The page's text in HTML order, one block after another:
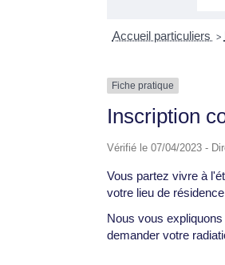
Accueil particuliers >
Fiche pratique
Inscription
Vérifié le 07/04/2023 -
Vous partez vivre à
votre lieu de
Nous vous
demander votre